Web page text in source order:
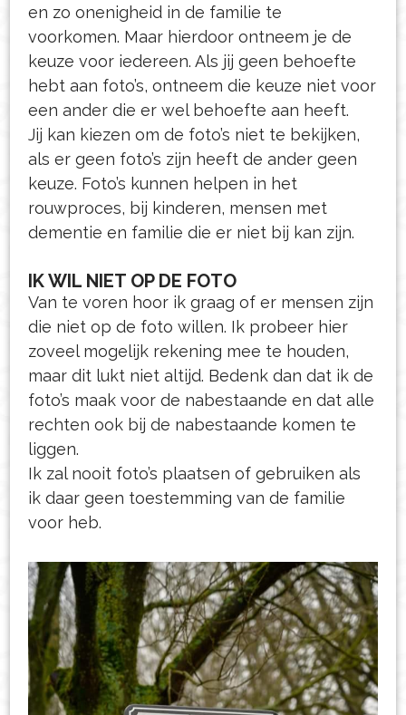
en zo onenigheid in de familie te
voorkomen. Maar hierdoor ontneem je de
keuze voor iedereen. Als jij geen behoefte
hebt aan foto’s, ontneem die keuze niet voor
een ander die er wel behoefte aan heeft.
Jij kan kiezen om de foto’s niet te bekijken,
als er geen foto’s zijn heeft de ander geen
keuze. Foto’s kunnen helpen in het
rouwproces, bij kinderen, mensen met
dementie en familie die er niet bij kan zijn.
IK WIL NIET OP DE FOTO
Van te voren hoor ik graag of er mensen zijn
die niet op de foto willen. Ik probeer hier
zoveel mogelijk rekening mee te houden,
maar dit lukt niet altijd. Bedenk dan dat ik de
foto’s maak voor de nabestaande en dat alle
rechten ook bij de nabestaande komen te
liggen.
Ik zal nooit foto’s plaatsen of gebruiken als
ik daar geen toestemming van de familie
voor heb.